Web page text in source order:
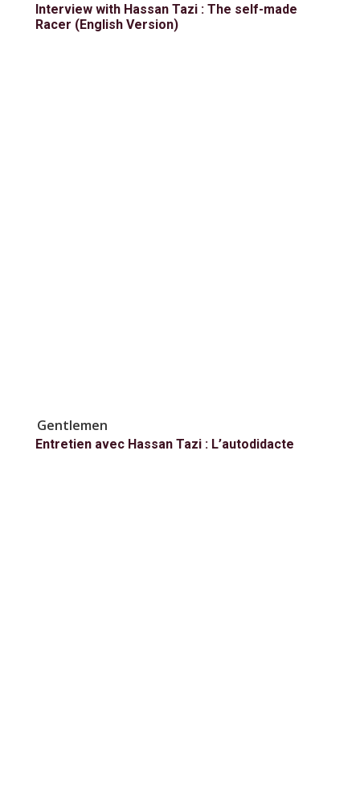
Interview with Hassan Tazi : The self-made
Racer (English Version)
Gentlemen
Entretien avec Hassan Tazi : L’autodidacte